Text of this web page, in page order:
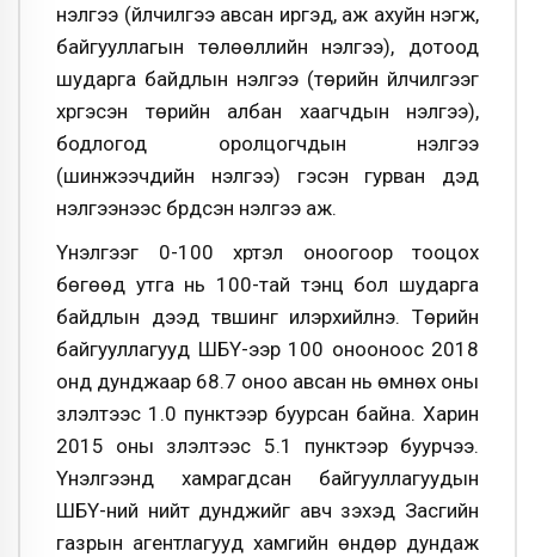
үнэлгээ (үйлчилгээ авсан иргэд, аж ахуйн нэгж,
байгууллагын төлөөллийн үнэлгээ), дотоод
шударга байдлын үнэлгээ (төрийн үйлчилгээг
хүргэсэн төрийн албан хаагчдын үнэлгээ),
бодлогод оролцогчдын үнэлгээ
(шинжээчдийн үнэлгээ) гэсэн гурван дэд
үнэлгээнээс бүрдсэн үнэлгээ аж.
Үнэлгээг 0-100 хүртэл оноогоор тооцох
бөгөөд утга нь 100-тай тэнцүү бол шударга
байдлын дээд түвшинг илэрхийлнэ. Төрийн
байгууллагууд ШБҮ-ээр 100 онооноос 2018
онд дунджаар 68.7 оноо авсан нь өмнөх оны
үзүүлэлтээс 1.0 пунктээр буурсан байна. Харин
2015 оны үзүүлэлтээс 5.1 пунктээр буурчээ.
Үнэлгээнд хамрагдсан байгууллагуудын
ШБҮ-ний нийт дунджийг авч үзэхэд Засгийн
газрын агентлагууд хамгийн өндөр дундаж